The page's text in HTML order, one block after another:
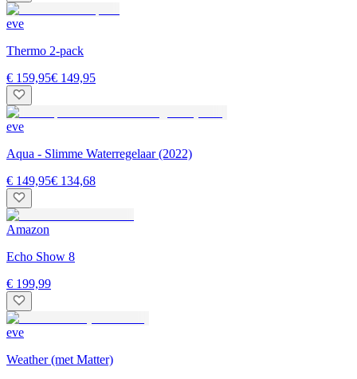
eve
Thermo 2-pack
€ 159,95€ 149,95
eve
Aqua - Slimme Waterregelaar (2022)
€ 149,95€ 134,68
Amazon
Echo Show 8
€ 199,99
eve
Weather (met Matter)